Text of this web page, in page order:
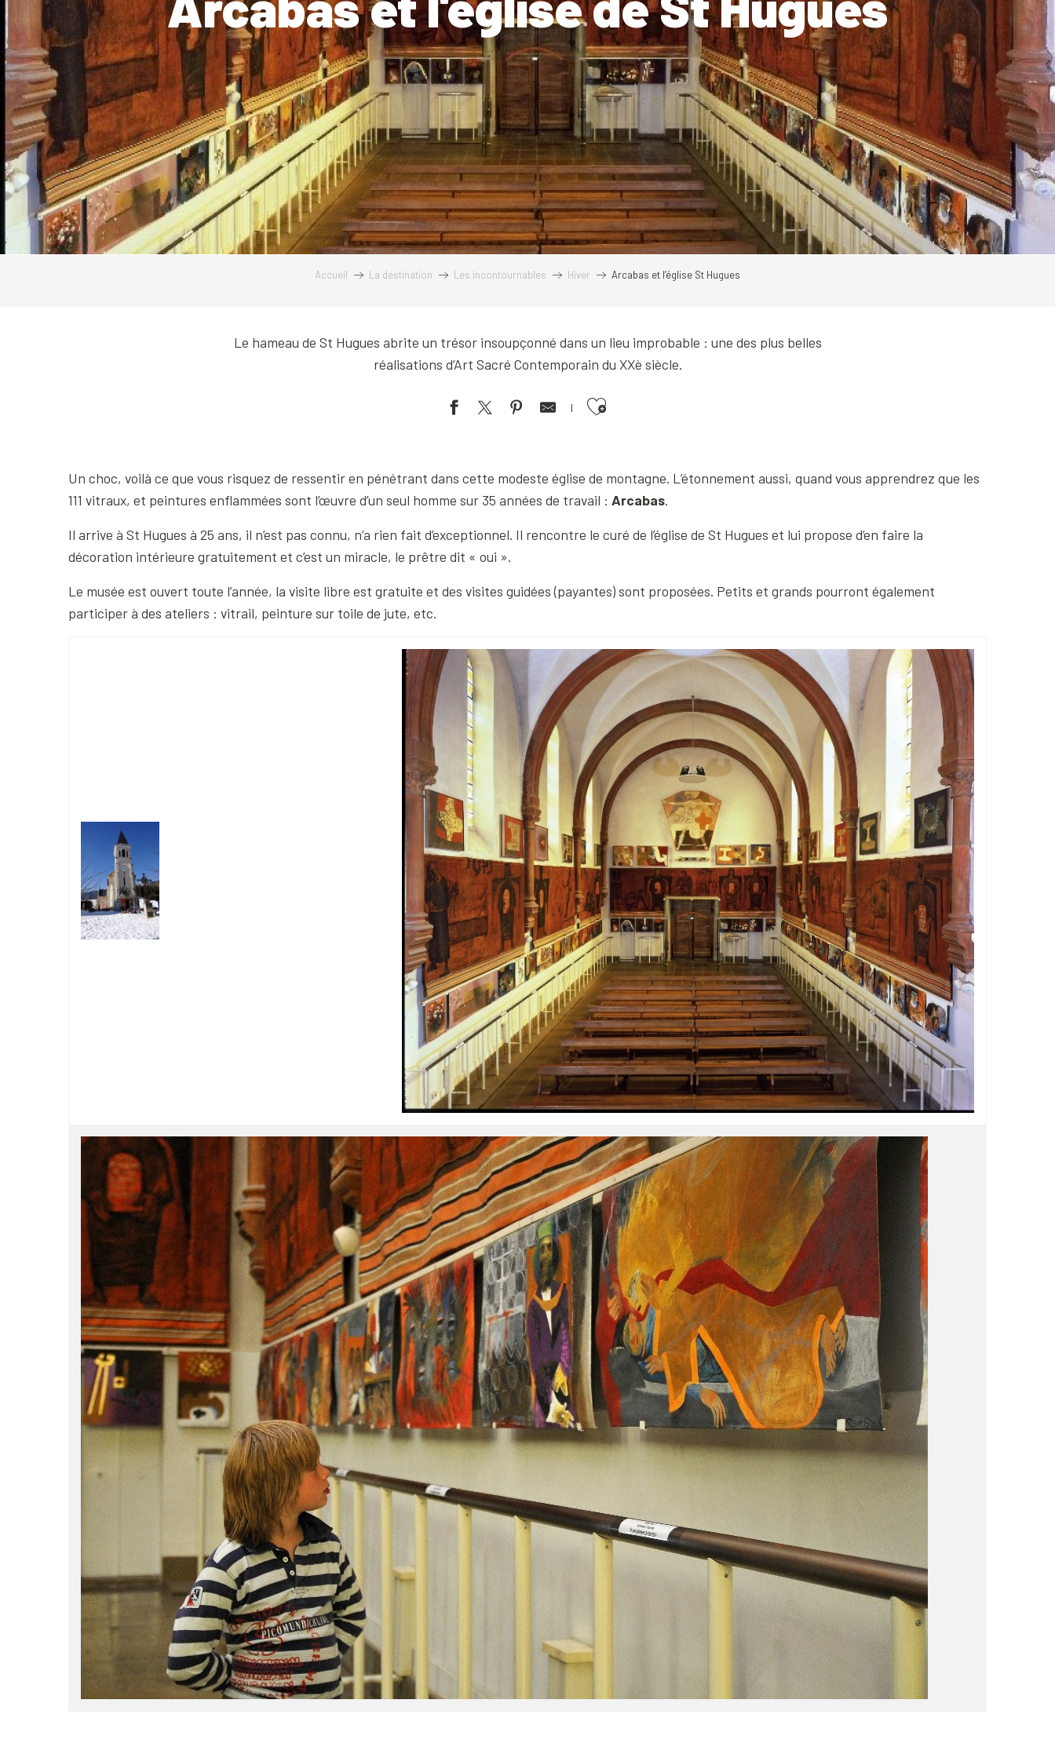
Accueil La destination Les incontournables Hiver Arcabas et l’église St Hugues
Le hameau de St Hugues abrite un trésor insoupçonné dans un lieu improbable : une des plus belles
réalisations d’Art Sacré Contemporain du XXè siècle.
Ajouter aux favoris
Un choc, voilà ce que vous risquez de ressentir en pénétrant dans cette modeste église de montagne. L’étonnement aussi, quand vous apprendrez que les
111 vitraux, et peintures enflammées sont l’œuvre d’un seul homme sur 35 années de travail : Arcabas.
Il arrive à St Hugues à 25 ans, il n’est pas connu, n’a rien fait d’exceptionnel. Il rencontre le curé de l’église de St Hugues et lui propose d’en faire la
décoration intérieure gratuitement et c’est un miracle, le prêtre dit « oui ».
Le musée est ouvert toute l’année, la visite libre est gratuite et des visites guidées (payantes) sont proposées. Petits et grands pourront également
participer à des ateliers : vitrail, peinture sur toile de jute, etc.